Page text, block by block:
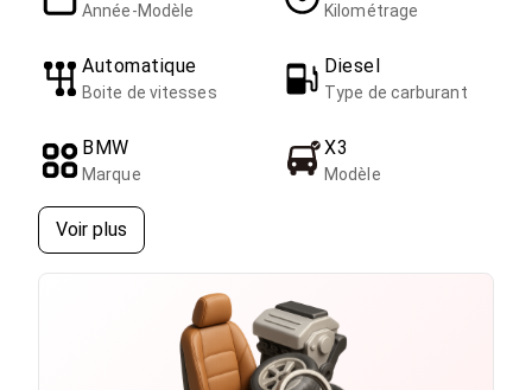
Année-Modèle Kilométrage
Automatique
Boite de vitesses
Diesel
Type de carburant
BMW
Marque
X3
Modèle
Voir plus